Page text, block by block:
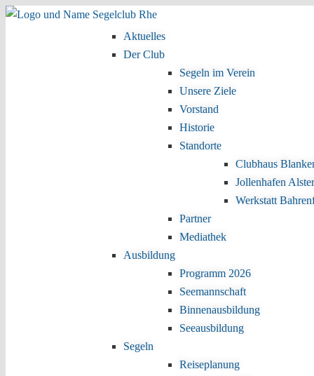
Zum Inhalt wechseln
Zum sekundären Inhalt wechseln
Aktuelles
Der Club
Segeln im Verein
Unsere Ziele
Vorstand
Historie
Standorte
Clubhaus
Jollenhafen
Werkstatt
Partner
Mediathek
Ausbildung
Programm 2026
Seemannschaft
Binnenausbildung
Seeausbildung
Segeln
Reiseplanung